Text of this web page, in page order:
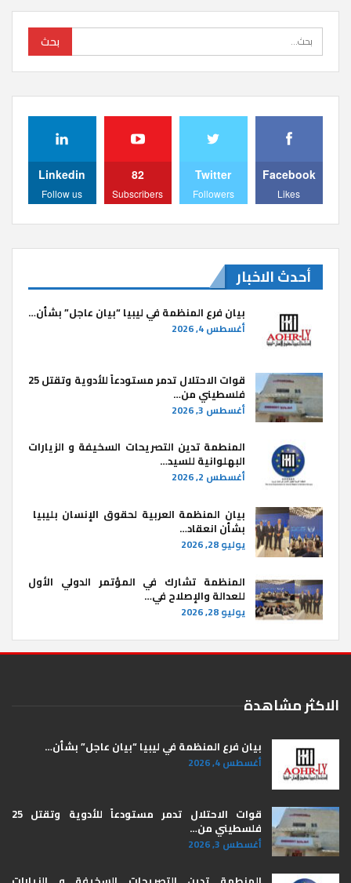
Facebook
Likes
Twitter
Followers
82
Subscribers
Linkedin
Follow us
أحدث الاخبار
بيان فرع المنظمة في ليبيا “بيان عاجل” بشأن…
أغسطس 4, 2026
قوات الاحتلال تدمر مستودعاً للأدوية وتقتل 25
فلسطيني من…
أغسطس 3, 2026
المنطمة تدين التصريحات السخيفة و الزيارات
البهلوانية للسيد…
أغسطس 2, 2026
بيان المنظمة العربية لحقوق الإنسان بليبيا ​
بشأن انعقاد…
يوليو 28, 2026
المنظمة تشارك في المؤتمر الدولي الأول
للعدالة والإصلاح في…
يوليو 28, 2026
الاكثر مشاهدة
بيان فرع المنظمة في ليبيا “بيان عاجل” بشأن…
أغسطس 4, 2026
قوات الاحتلال تدمر مستودعاً للأدوية وتقتل 25
فلسطيني من…
أغسطس 3, 2026